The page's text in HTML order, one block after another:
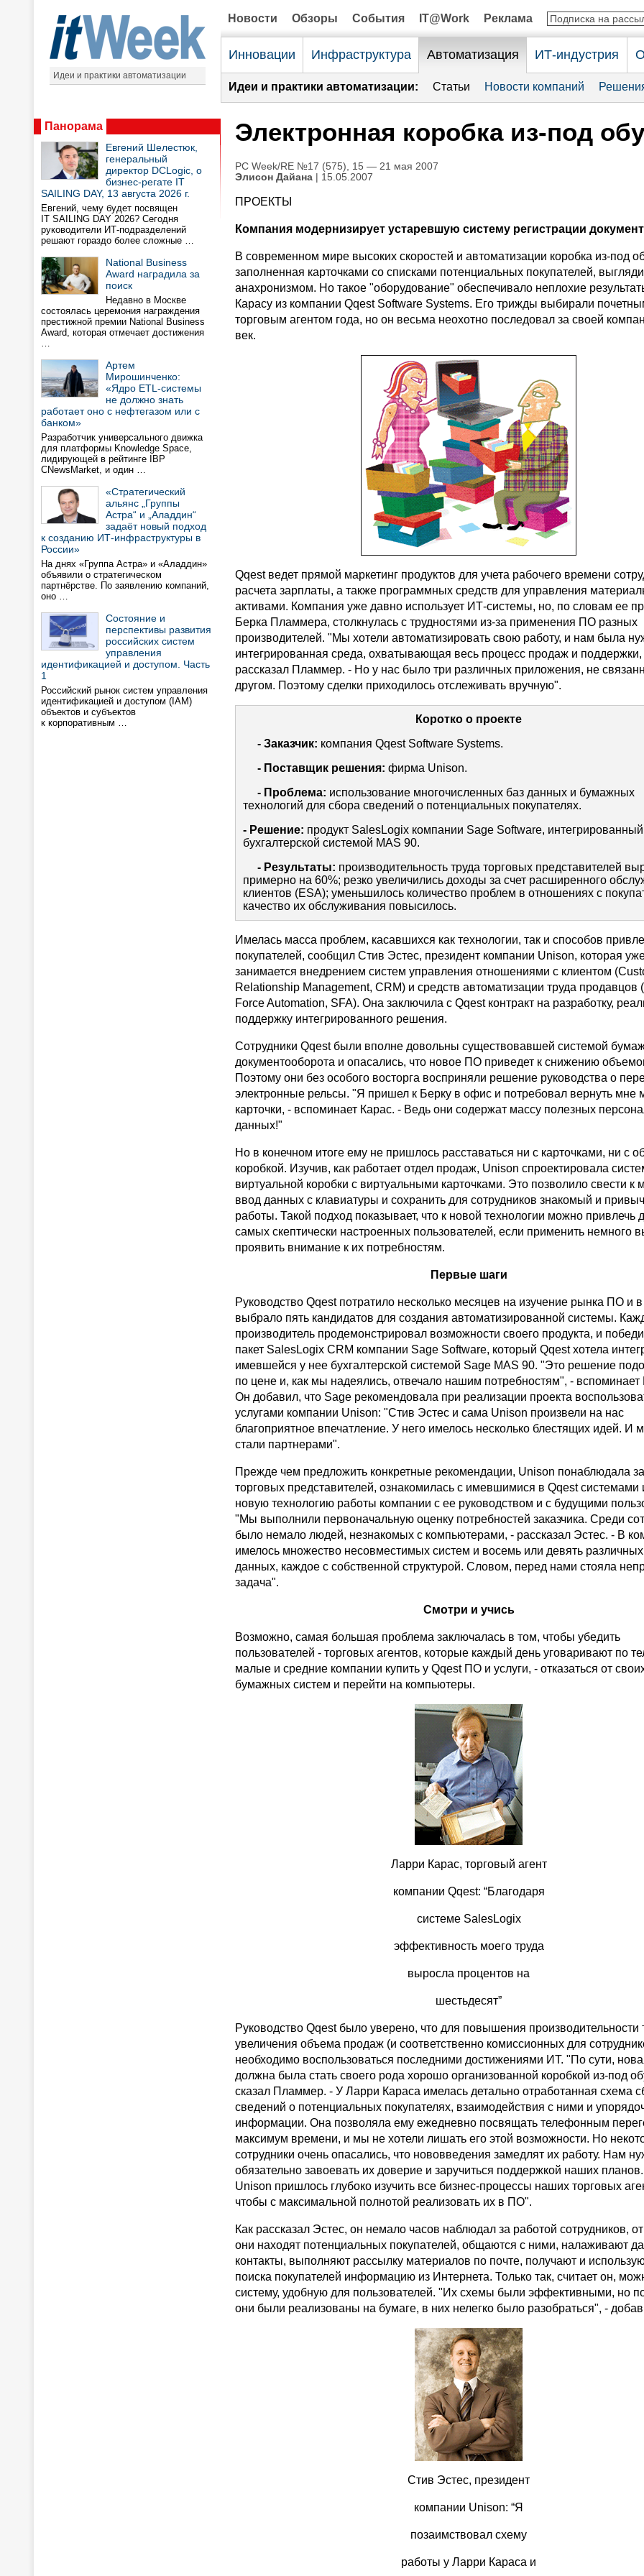
Идеи и практики автоматизации
Новости Обзоры События IT@Work Реклама
Инновации Инфраструктура Автоматизация ИТ-индустрия
Идеи и практики автоматизации: Статьи Новости компаний
Панорама
Евгений Шелестюк,
генеральный
директор DCLogic, о
бизнес-регате IT
SAILING DAY, 13 августа 2026 г.
Евгений, чему будет посвящен
IT SAILING DAY 2026? Сегодня
руководители ИТ-подразделений
решают гораздо более сложные …
National Business
Award наградила за
поиск
Недавно в Москве
состоялась церемония награждения
престижной премии National Business
Award, которая отмечает достижения
…
Артем
Мирошинченко:
«Ядро ETL-системы
не должно знать
работает оно с нефтегазом или с
банком»
Разработчик универсального движка
для платформы Knowledge Space,
лидирующей в рейтинге IBP
CNewsMarket, и один …
«Стратегический
альянс „Группы
Астра“ и „Аладдин“
задаёт новый подход
к созданию ИТ-инфраструктуры в
России»
На днях «Группа Астра» и «Аладдин»
объявили о стратегическом
партнёрстве. По заявлению компаний,
оно …
Состояние и
перспективы развития
российских систем
управления
идентификацией и доступом. Часть
1
Российский рынок систем управления
идентификацией и доступом (IAM)
объектов и субъектов
к корпоративным …
Электронная коробка из-под
PC Week/RE №17 (575), 15 — 21 мая 2007
Элисон Дайана | 15.05.2007
ПРОЕКТЫ
Компания модернизирует устаревшую систему регистрации
В современном мире высоких скоростей и автоматизации коробка из-под
заполненная карточками со списками потенциальных покупателей,
анахронизмом. Но такое "оборудование" обеспечивало неплохие
Карасу из компании Qqest Software Systems. Его трижды выбирали
торговым агентом года, но он весьма неохотно последовал за своей
век.
Qqest ведет прямой маркетинг продуктов для учета рабочего времени
расчета зарплаты, а также программных средств для управления
активами. Компания уже давно использует ИТ-системы, но, по словам ее
Берка Пламмера, столкнулась с трудностями из-за применения ПО разных
производителей. "Мы хотели автоматизировать свою работу, и нам была
интегрированная среда, охватывающая весь процесс продаж и поддержки,
рассказал Пламмер. - Но у нас было три различных приложения, не
другом. Поэтому сделки приходилось отслеживать вручную".
Коротко о проекте
- Заказчик: компания Qqest Software Systems.
- Поставщик решения: фирма Unison.
- Проблема: использование многочисленных баз данных и бумажных
технологий для сбора сведений о потенциальных покупателях.
- Решение: продукт SalesLogix компании Sage Software,
бухгалтерской системой MAS 90.
- Результаты: производительность труда торговых представителей
примерно на 60%; резко увеличились доходы за счет расширенного
клиентов (ESA); уменьшилось количество проблем в отношениях с
качество их обслуживания повысилось.
Имелась масса проблем, касавшихся как технологии, так и способов
покупателей, сообщил Стив Эстес, президент компании Unison, которая
занимается внедрением систем управления отношениями с клиентом
Relationship Management, CRM) и средств автоматизации труда продавцов
Force Automation, SFA). Она заключила с Qqest контракт на разработку,
поддержку интегрированного решения.
Сотрудники Qqest были вполне довольны существовавшей системой
документооборота и опасались, что новое ПО приведет к снижению
Поэтому они без особого восторга восприняли решение руководства о
электронные рельсы. "Я пришел к Берку в офис и потребовал вернуть мне
карточки, - вспоминает Карас. - Ведь они содержат массу полезных
данных!"
Но в конечном итоге ему не пришлось расставаться ни с карточками, ни с
коробкой. Изучив, как работает отдел продаж, Unison спроектировала
виртуальной коробки с виртуальными карточками. Это позволило свести к
ввод данных с клавиатуры и сохранить для сотрудников знакомый и
работы. Такой подход показывает, что к новой технологии можно привлечь
самых скептически настроенных пользователей, если применить немного
проявить внимание к их потребностям.
Первые шаги
Руководство Qqest потратило несколько месяцев на изучение рынка ПО и в
выбрало пять кандидатов для создания автоматизированной системы.
производитель продемонстрировал возможности своего продукта, и
пакет SalesLogix CRM компании Sage Software, который Qqest хотела
имевшейся у нее бухгалтерской системой Sage MAS 90. "Это решение
по цене и, как мы надеялись, отвечало нашим потребностям", -
Он добавил, что Sage рекомендовала при реализации проекта
услугами компании Unison: "Стив Эстес и сама Unison произвели на нас
благоприятное впечатление. У него имелось несколько блестящих идей. И
стали партнерами".
Прежде чем предложить конкретные рекомендации, Unison понаблюдала
торговых представителей, ознакомилась с имевшимися в Qqest системами
новую технологию работы компании с ее руководством и с будущими
"Мы выполнили первоначальную оценку потребностей заказчика. Среди
было немало людей, незнакомых с компьютерами, - рассказал Эстес. - В
имелось множество несовместимых систем и восемь или девять
данных, каждое с собственной структурой. Словом, перед нами стояла
задача".
Смотри и учись
Возможно, самая большая проблема заключалась в том, чтобы убедить
пользователей - торговых агентов, которые каждый день уговаривают по
малые и средние компании купить у Qqest ПО и услуги, - отказаться от
бумажных систем и перейти на компьютеры.
Ларри Карас, торговый агент
компании Qqest: “Благодаря
системе SalesLogix
эффективность моего труда
выросла процентов на
шестьдесят”
Руководство Qqest было уверено, что для повышения производительности
увеличения объема продаж (и соответственно комиссионных для
необходимо воспользоваться последними достижениями ИТ. "По сути,
должна была стать своего рода хорошо организованной коробкой из-под
сказал Пламмер. - У Ларри Караса имелась детально отработанная схема
сведений о потенциальных покупателях, взаимодействия с ними и
информации. Она позволяла ему ежедневно посвящать телефонным
максимум времени, и мы не хотели лишать его этой возможности. Но
сотрудники очень опасались, что нововведения замедлят их работу. Нам
обязательно завоевать их доверие и заручиться поддержкой наших
Unison пришлось глубоко изучить все бизнес-процессы наших торговых
чтобы с максимальной полнотой реализовать их в ПО".
Как рассказал Эстес, он немало часов наблюдал за работой сотрудников,
они находят потенциальных покупателей, общаются с ними, налаживают
контакты, выполняют рассылку материалов по почте, получают и
поиска покупателей информацию из Интернета. Только так, считает он,
систему, удобную для пользователей. "Их схемы были эффективными, но
они были реализованы на бумаге, в них нелегко было разобраться", -
Стив Эстес, президент
компании Unison: “Я
позаимствовал схему
работы у Ларри Караса и